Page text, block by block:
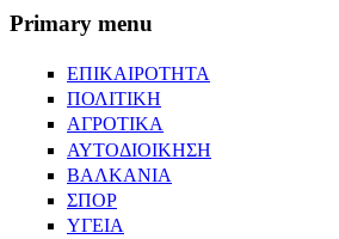
Primary menu
ΕΠΙΚΑΙΡΟΤΗΤΑ
ΠΟΛΙΤΙΚΗ
ΑΓΡΟΤΙΚΑ
ΑΥΤΟΔΙΟΙΚΗΣΗ
ΒΑΛΚΑΝΙΑ
ΣΠΟΡ
ΥΓΕΙΑ